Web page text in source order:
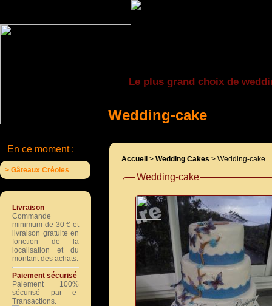
Le plus grand choix de
Wedding-cake
Accueil > Wedding Cakes > Wedding-cake
Wedding-cake
En ce moment :
> Gâteaux Créoles
Livraison
Commande
minimum de 30 € et
livraison gratuite en
fonction de la
localisation et du
montant des achats.
Paiement sécurisé
Paiement 100%
sécurisé par e-
Transactions.